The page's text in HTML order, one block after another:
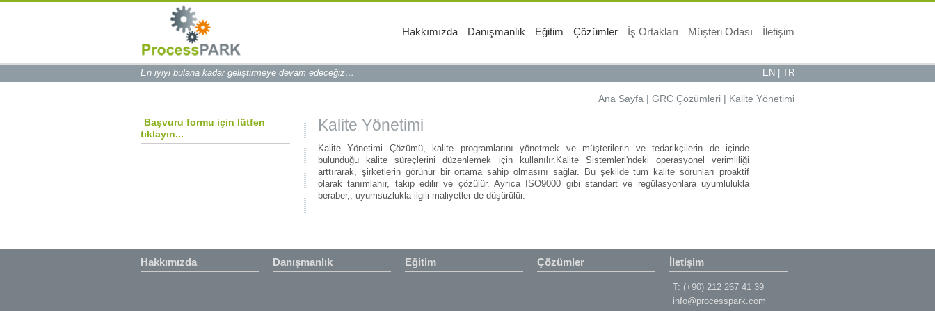
Hakkımızda Danışmanlık Eğitim Çözümler İş Ortakları Müşteri Odası İletişim
En iyiyi bulana kadar geliştirmeye devam edeceğiz… EN TR
Ana Sayfa | GRC Çözümleri | Kalite Yönetimi
Başvuru formu için lütfen
tıklayın...
Kalite Yönetimi
Kalite Yönetimi Çözümü, kalite programlarını yönetmek ve müşterilerin ve tedarikçilerin de içinde
bulunduğu kalite süreçlerini düzenlemek için kullanılır.Kalite Sistemleri'ndeki operasyonel verimliliği
arttırarak, şirketlerin görünür bir ortama sahip olmasını sağlar. Bu şekilde tüm kalite sorunları proaktif
olarak tanımlanır, takip edilir ve çözülür. Ayrıca ISO9000 gibi standart ve regülasyonlara uyumlulukla
beraber,, uyumsuzlukla ilgili maliyetler de düşürülür.
Hakkımızda Danışmanlık Eğitim Çözümler İletişim
T: (+90) 212 267 41 39
info@processpark.com